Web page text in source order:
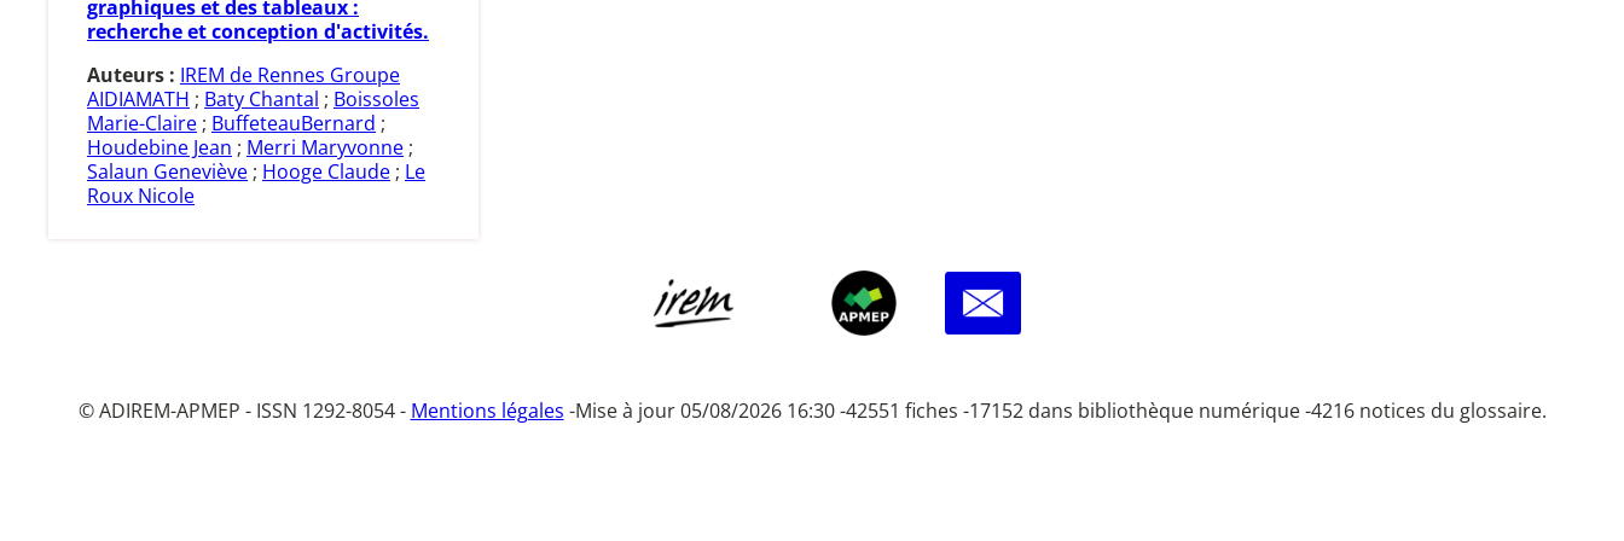
graphiques et des tableaux :
recherche et conception d'activités.
Auteurs : IREM de Rennes Groupe
AIDIAMATH ; Baty Chantal ; Boissoles
Marie-Claire ; BuffeteauBernard ;
Houdebine Jean ; Merri Maryvonne ;
Salaun Geneviève ; Hooge Claude ; Le
Roux Nicole
© ADIREM-APMEP - ISSN 1292-8054 - Mentions légales -Mise à jour 05/08/2026 16:30 -42551 fiches -17152 dans bibliothèque numérique -4216 notices du glossaire.